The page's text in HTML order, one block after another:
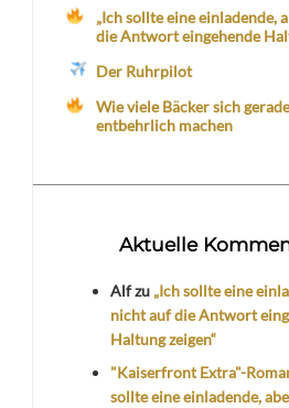
„Ich sollte eine einladende,
die Antwort eingehende
Der Ruhrpilot
Wie viele Bäcker sich
entbehrlich machen
Aktuelle
Alfzu „Ich sollte eine
nicht auf die Antwort
Haltung zeigen“
"Kaiserfront Extra"-
sollte eine einladende,